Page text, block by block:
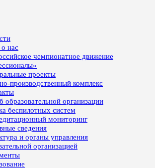
нас
чемпионатное движение
проекты
производственный комплекс
образовательной организации
беспилотных систем
мониторинг
сведения
и органы управления
организацией